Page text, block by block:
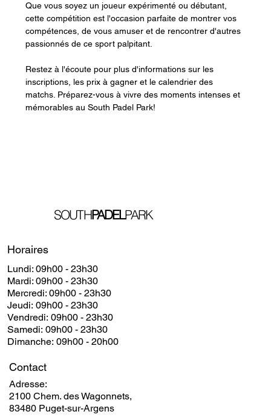
Que vous soyez un joueur expérimenté ou débutant,
cette compétition est l'occasion parfaite de montrer vos
compétences, de vous amuser et de rencontrer d'autres
passionnés de ce sport palpitant.
Restez à l'écoute pour plus d'informations sur les
inscriptions, les prix à gagner et le calendrier des
matchs. Préparez-vous à vivre des moments intenses et
mémorables au South Padel Park!
SOUTHPADELPARK
Horaires
Lundi: 09h00 - 23h30
​​Mardi: 09h00 - 23h30
​Mercredi: 09h00 - 23h30
Jeudi: 09h00 - 23h30
Vendredi: 09h00 - 23h30
Samedi: 09h00 - 23h30
Dimanche: 09h00 - 20h00
Contact
Adresse:
2100 Chem. des Wagonnets,
83480 Puget-sur-Argens